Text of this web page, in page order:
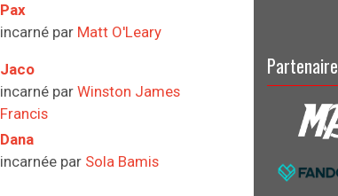
Pax
incarné par Matt O'Leary
Jaco
incarné parWinston James
Francis
Dana
incarnée par Sola Bamis